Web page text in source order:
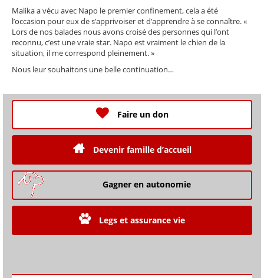
Malika a vécu avec Napo le premier confinement, cela a été
l’occasion pour eux de s’apprivoiser et d’apprendre à se connaître. «
Lors de nos balades nous avons croisé des personnes qui l’ont
reconnu, c’est une vraie star. Napo est vraiment le chien de la
situation, il me correspond pleinement. »
Nous leur souhaitons une belle continuation…
Faire un don
Devenir famille d’accueil
Gagner en autonomie
Legs et assurance vie